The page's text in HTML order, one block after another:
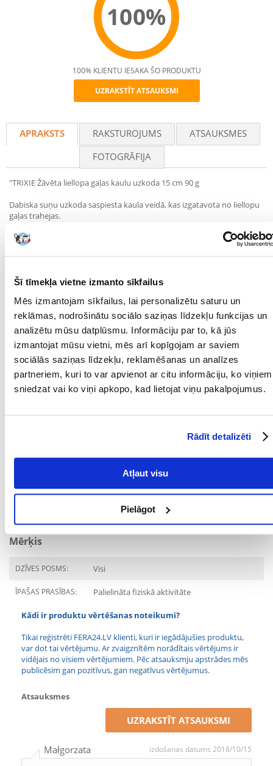
Šī tīmekļa vietne izmanto sīkfailus
Mēs izmantojam sīkfailus, lai personalizētu saturu un
reklāmas, nodrošinātu sociālo saziņas līdzekļu funkcijas un
analizētu mūsu datplūsmu. Informāciju par to, kā jūs
izmantojat mūsu vietni, mēs arī kopīgojam ar saviem
sociālās saziņas līdzekļu, reklamēšanas un analīzes
partneriem, kuri to var apvienot ar citu informāciju, ko viņiem
sniedzat vai ko viņi apkopo, kad lietojat viņu pakalpojumus.
Rādīt detalizēti
Atļaut visu
Pielāgot
100%
Recommend
100% KLIENTU IESAKA ŠO PRODUKTU
UZRAKSTĪT ATSAUKSMI
APRAKSTS RAKSTUROJUMS
ATSAUKSMES
FOTOGRĀFIJA
"TRIXIE Žāvēta liellopa gaļas kaulu uzkoda 15 cm 90 g
Dabiska suņu uzkoda saspiesta kaula veidā, kas izgatavota no liellopu
gaļas trahejas.
Lieluma dēļ kārums ir piemērots lieliem suņiem. Pateicoties unikālai
garšīgas gaļas un cieta kaula kombinācijai, kauli apmierina suņa
dabisko košļāšanas instinktu un vingrina žokļa muskuļus. Trixie
veidošanos, sniedzot ilgstošu košļāšanas prieku.
Nesatur mākslīgās krāsvielas vai garšas pastiprinātājus.
Sastāvs:
Sastāvs: liellopu gaļas traheja 100%
Dozējums:
Lietošana: Produkts jālieto starp ēdienreizēm un jānodrošina sunim
svaiga ūdens pieejamība.
Uzglabāt gardumu sausā un vēsā vietā. Dodiet sunim tikai uzraudzībā.
Parametri
(KG):
IZMĒRS:
Universāls
Mērķis
DZĪVES POSMS: Visi
ĪPAŠAS PRASĪBAS: Palielināta fiziskā aktivitāte
Kādi ir produktu vērtēšanas noteikumi?
Tikai reģistrēti FERA24.LV klienti, kuri ir iegādājušies produktu,
var dot tai vērtējumu. Ar zvaigznītēm norādītais vērtējums ir
vidējais no visiem vērtējumiem. Pēc atsauksmju apstrādes mēs
publicēsim gan pozitīvus, gan negatīvus vērtējumus.
Atsauksmes
UZRAKSTĪT ATSAUKSMI
Małgorzata izdošanas datums 2018/10/15